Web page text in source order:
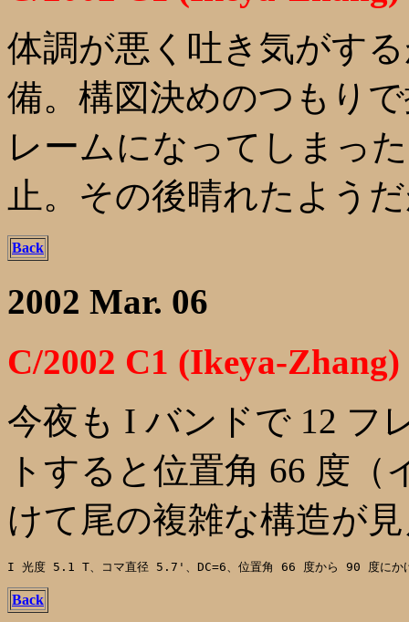
体調が悪く吐き気がす
備。構図決めのつもり
レームになってしまっ
止。その後晴れたよう
Back
2002 Mar. 06
C/2002 C1 (Ikeya-Zhang)
今夜も I バンドで 12 フ
トすると位置角 66 度
けて尾の複雑な構造が
Back